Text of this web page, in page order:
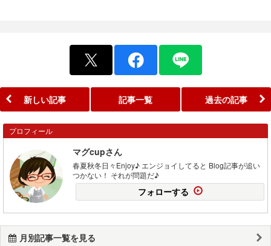
新しい記事 記事一覧 過去の記事
プロフィール
マグcupさん
春夏秋冬日々Enjoy♪ エンジョイしてると Blog記事が追い
つかない！ それが問題だ♪
フォローする
月別記事一覧を見る